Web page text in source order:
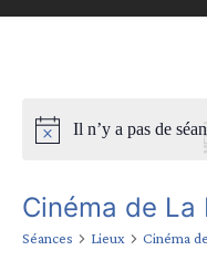
Il n’y a pas de
Cinéma de La
Séances Lieux Cinéma